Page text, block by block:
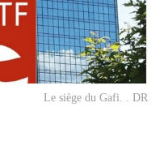
Le siège du Gafi. . DR